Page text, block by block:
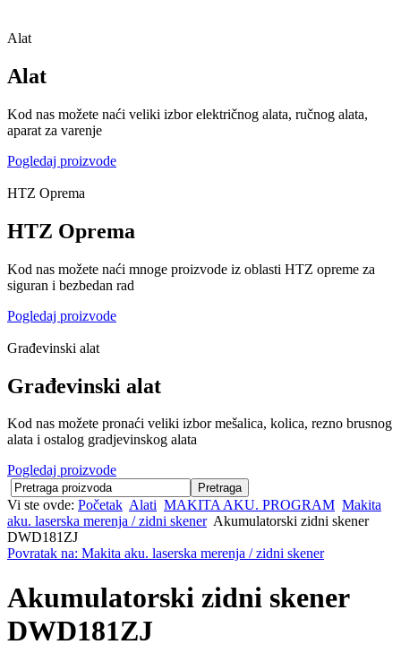
Alat
Alat
Kod nas možete naći veliki izbor električnog alata, ručnog alata,
aparat za varenje
Pogledaj proizvode
HTZ Oprema
HTZ Oprema
Kod nas možete naći mnoge proizvode iz oblasti HTZ opreme za
siguran i bezbedan rad
Pogledaj proizvode
Građevinski alat
Građevinski alat
Kod nas možete pronaći veliki izbor mešalica, kolica, rezno brusnog
alata i ostalog gradjevinskog alata
Pogledaj proizvode
Vi ste ovde: Početak Alati MAKITA AKU. PROGRAM Makita
aku. laserska merenja / zidni skener Akumulatorski zidni skener
DWD181ZJ
Povratak na: Makita aku. laserska merenja / zidni skener
Akumulatorski zidni skener
DWD181ZJ